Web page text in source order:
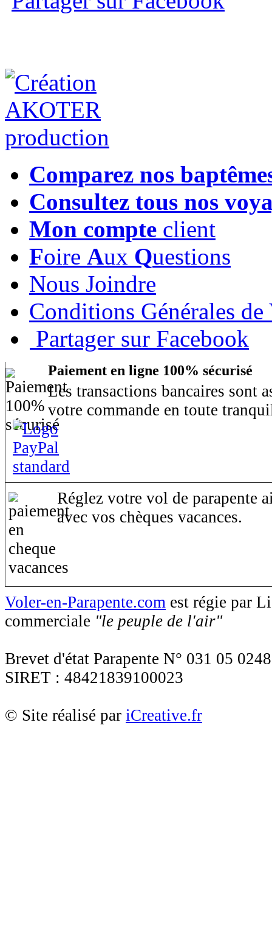
Comparez nos
Consultez tous nos
Mon compte client
Foire Aux Questions
Nous Joindre
Conditions Générales de
Partager sur Facebook
Paiement en ligne 100% sécurisé
Les transactions bancaires sont
votre commande en toute
Réglez votre vol de parapente
avec vos chèques vacances.
Voler-en-Parapente.com est régie par
commerciale "le peuple de l'air"
Brevet d'état Parapente N° 031 05 0248
SIRET : 48421839100023
© Site réalisé par iCreative.fr